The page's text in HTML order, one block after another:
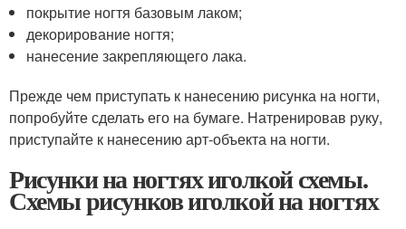
покрытие ногтя базовым лаком;
декорирование ногтя;
нанесение закрепляющего лака.
Прежде чем приступать к нанесению рисунка на ногти,
попробуйте сделать его на бумаге. Натренировав руку,
приступайте к нанесению арт-объекта на ногти.
Рисунки на ногтях иголкой схемы.
Схемы рисунков иголкой на ногтях